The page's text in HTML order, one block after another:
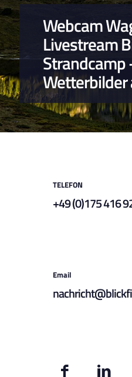
Webcam
Livestream
Strandcamp
Wetterbilder
TELEFON
+49 (0)175 416
Email